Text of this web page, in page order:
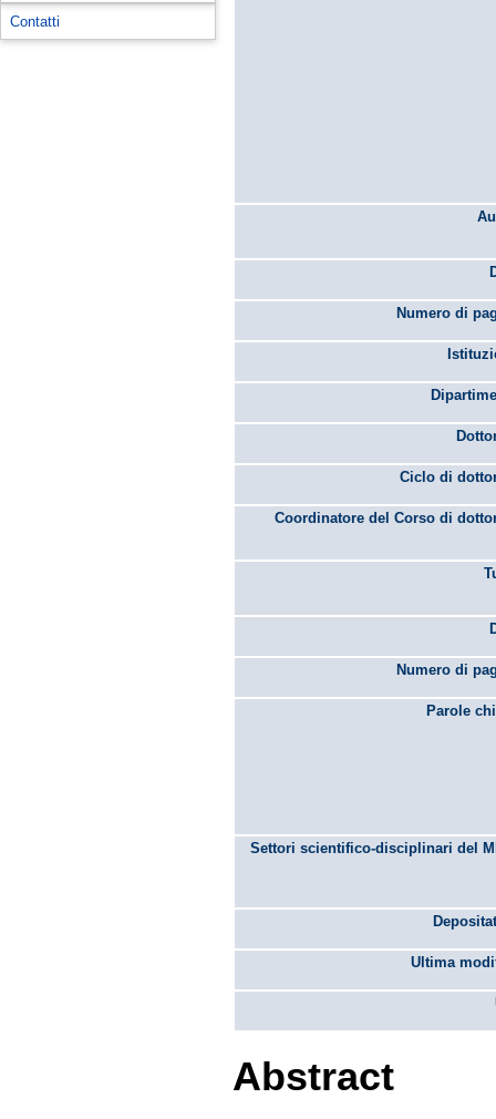
Contatti
Numero di
Ciclo di
Coordinatore del Corso di
Numero di
Parole
Settori scientifico-disciplinari del
Ultima
Abstract